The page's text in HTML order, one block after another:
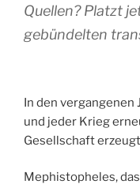
Quellen? Platzt
gebündelten
In den vergangenen
und jeder Krieg
Gesellschaft
Mephistopheles,